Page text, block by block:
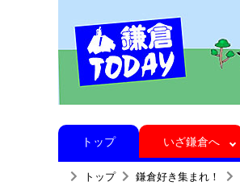
トップ いざ鎌倉へ
トップ 鎌倉好き集まれ！